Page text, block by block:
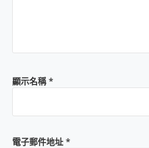
顯示名稱*
電子郵件地址 *